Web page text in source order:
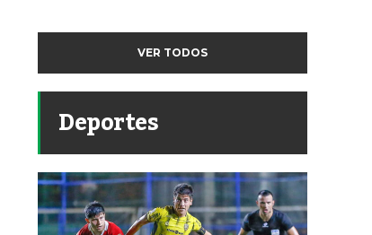
VER TODOS
Deportes